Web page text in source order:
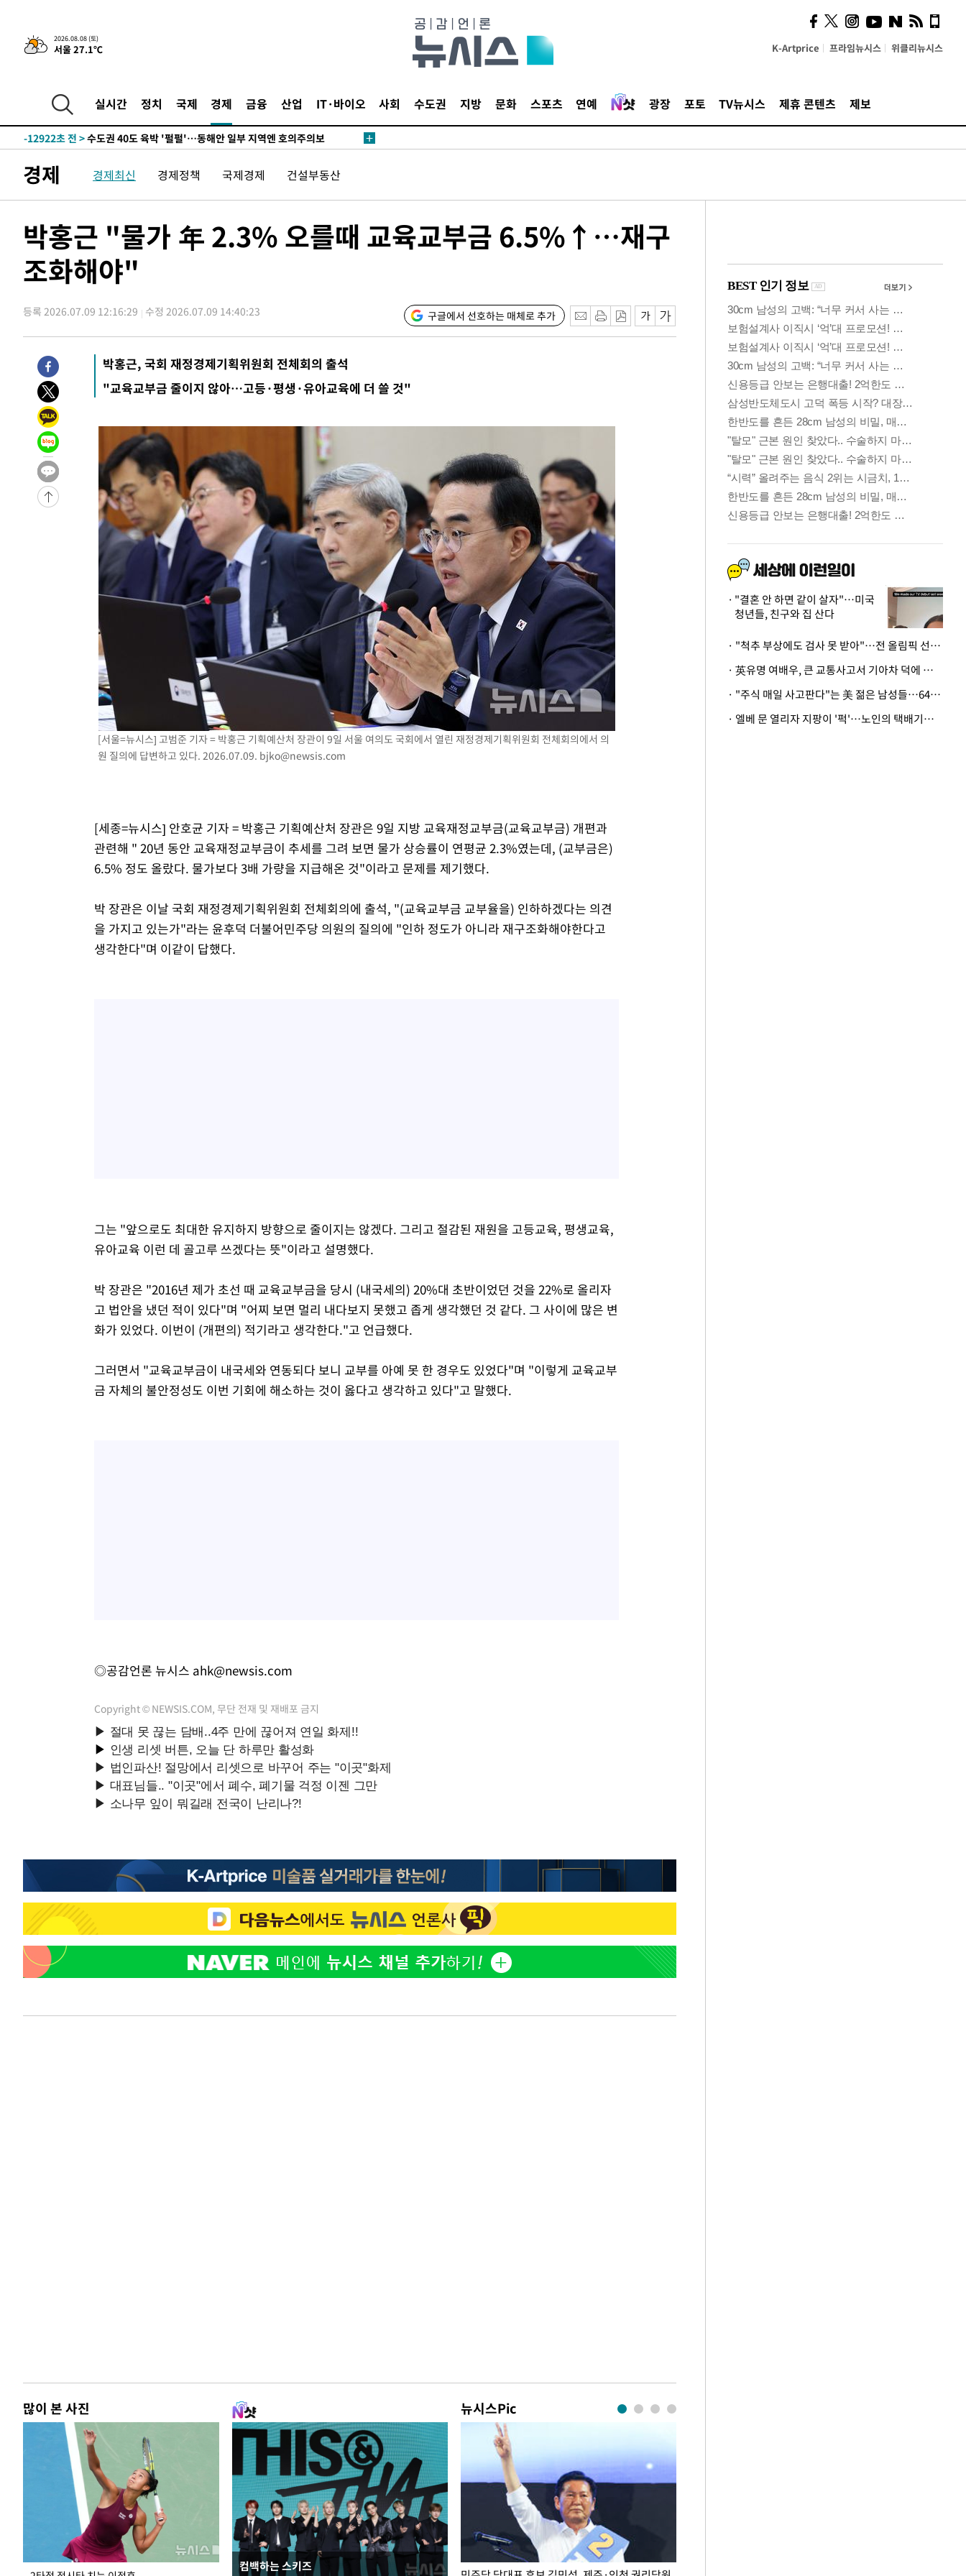
2026.08.08 (토)
서울 27.1℃ K-Artprice 프라임뉴시스 위클리뉴시스
실시간 정치 국제 경제 금융 산업 IT·바이오 사회 수도권 지방 문화 스포츠 연예 광장 포토 TV뉴시스 제휴 콘텐츠 제보
청래 44.56%
-20627초 전 >[속보]與 대표 경선 제주·인천 당원투표…金 47.75%·鄭
42.08%·宋 10.17%
-20161초 전 > 이강인 "아틀레티코 이적 기뻐…등번호 7번 의미보단 팀 위해 뛸
-13870초 전 >
낮 최고 35도 '무더위'…동해안 시간당 30㎜ '강한 비'[내일날씨]
-13140초 전 >
틀레티코 이적"
-12922초 전 >수도권 40도 육박 '펄펄'…동해안 일부 지역엔 호의주의보
-5836초 전 >
강릉에 시간당 81.4㎜ 물폭탄…도로 잠기고 담벼락 붕괴
-1943초 전 >백운산서 80년근 천종산삼 9뿌리 발견…감정가 1.3억원
46분 전 >남자 농구, 나고야 아시안게임서 '홈팀' 일본과 한일전
57분 전 >여수 오동도 해상서 모터보트 전복…1명 사망·1명 실종
2시간 전 >
극한폭염 한풀 꺾이지만…'낮 최고 35도' 무더위, 열대야 계속[다음주
3시간 전 >[속보]'압수수색·성접대 논란' 축구협회 "실망과 걱정 안겨드려 죄송"
6시간 전 >'최고 37도' 폭염 지속…강원동해안 최대 150㎜ 비
8시간 전 >
[속보]뉴욕증시 상승 마감…S&P 0.6% 나스닥 1.3%↑
-30365초 전 >
이란 "호르무즈 재개방 합의 근접…美 배상 선행돼야"
-21412초 전 >
[속보]與최고위원 제주·인천 순회경선…박선원·최민희·서미화·
한민수·김용 순
-21365초 전 >
청래 44.56%
-20647초 전 >
[속보]與 대표 경선 제주·인천 당원투표…金 47.75%·鄭
42.08%·宋 10.17%
-20181초 전 >
이강인 "아틀레티코 이적 기뻐…등번호 7번 의미보단 팀 위해 뛸
것"
-20116초 전 >
[속보]與 당대표 경선, 제주·인천 권리당원 투표 김민석 승리
-13890초 전 >
낮 최고 35도 '무더위'…동해안 시간당 30㎜ '강한 비'[내일날씨]
[속보]이강인 "감독님이 원하는 마음 느꼈고, 많은 트로피 원해 아
수도권 40도 육박 '펄펄'…동해안 일부 지역엔 호의주의보
온열질환 사망자 3명 늘어…누적 환자 3000명 돌파
강릉에 시간당 81.4㎜ 물폭탄…도로 잠기고 담벼락 붕괴
백운산서 80년근 천종산삼 9뿌리 발견…감정가 1.3억원
선재도서 해루질 나섰다 실종 60대, 닷새 만에 숨진 채 발견
남자 농구, 나고야 아시안게임서 '홈팀' 일본과 한일전
여수 오동도 해상서 모터보트 전복…1명 사망·1명 실종
극한폭염 한풀 꺾이지만…'낮 최고 35도' 무더위, 열대야 계속[다음주
축구협회 "압수수색·성접대 논란 사과…쇄신의 기회로 삼겠다"
[속보]'압수수색·성접대 논란' 축구협회 "실망과 걱정 안겨드려 죄송"
'최고 37도' 폭염 지속…강원동해안 최대 150㎜ 비
[속보]뉴욕증시 상승 마감…S&P 0.6% 나스닥 1.3%↑
경제 경제최신 경제정책 국제경제 건설부동산
박홍근 "물가 年 2.3% 오를때 교육교부금 6.5%↑…재구
조화해야"
등록 2026.07.09 12:16:29 수정 2026.07.09 14:40:23 구글에서 선호하는 매체로 추가
박홍근, 국회 재정경제기획위원회 전체회의 출석
"교육교부금 줄이지 않아…고등·평생·유아교육에 더 쓸 것"
[서울=뉴시스] 고범준 기자 = 박홍근 기획예산처 장관이 9일 서울 여의도 국회에서 열린 재정경제기획위원회 전체회의에서 의
원 질의에 답변하고 있다. 2026.07.09. bjko@newsis.com
[세종=뉴시스] 안호균 기자 = 박홍근 기획예산처 장관은 9일 지방 교육재정교부금(교육교부금) 개편과
관련해 " 20년 동안 교육재정교부금이 추세를 그려 보면 물가 상승률이 연평균 2.3%였는데, (교부금은)
6.5% 정도 올랐다. 물가보다 3배 가량을 지급해온 것"이라고 문제를 제기했다.
박 장관은 이날 국회 재정경제기획위원회 전체회의에 출석, "(교육교부금 교부율을) 인하하겠다는 의견
을 가지고 있는가"라는 윤후덕 더불어민주당 의원의 질의에 "인하 정도가 아니라 재구조화해야한다고
생각한다"며 이같이 답했다.
그는 "앞으로도 최대한 유지하지 방향으로 줄이지는 않겠다. 그리고 절감된 재원을 고등교육, 평생교육,
유아교육 이런 데 골고루 쓰겠다는 뜻"이라고 설명했다.
박 장관은 "2016년 제가 초선 때 교육교부금을 당시 (내국세의) 20%대 초반이었던 것을 22%로 올리자
고 법안을 냈던 적이 있다"며 "어찌 보면 멀리 내다보지 못했고 좁게 생각했던 것 같다. 그 사이에 많은 변
화가 있었다. 이번이 (개편의) 적기라고 생각한다."고 언급했다.
그러면서 "교육교부금이 내국세와 연동되다 보니 교부를 아예 못 한 경우도 있었다"며 "이렇게 교육교부
금 자체의 불안정성도 이번 기회에 해소하는 것이 옳다고 생각하고 있다"고 말했다.
◎공감언론 뉴시스 ahk@newsis.com
Copyright © NEWSIS.COM, 무단 전재 및 재배포 금지
많이 본 사진
컴백하는 스키즈
뉴시스Pic
사이 해답 찾았죠"…알을
깨고 나온 '초자아'
"결혼 안 하면 같이 살자"…미국
청년들, 친구와 집 산다
· "척추 부상에도 검사 못 받아"…전 올림픽 선수, 美봅슬레이협회 상대 소송
· 英유명 여배우, 큰 교통사고서 기아차 덕에 살았다
· "주식 매일 사고판다"는 美 젊은 남성들…64%가 "나는 인생의 패배자“
· 엘베 문 열리자 지팡이 '퍽'…노인의 택배기사 폭행 이유